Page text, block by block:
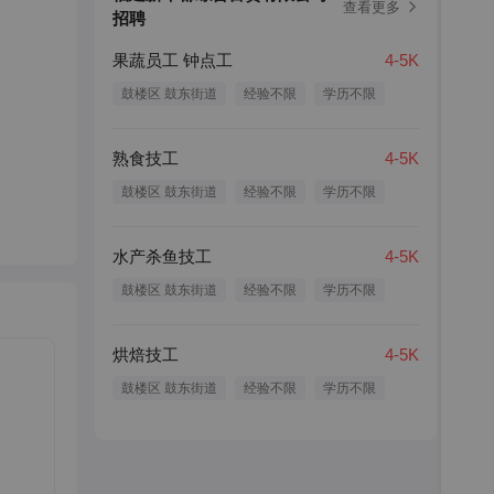
招聘
查看更多
果蔬员工 钟点工 4-5K
鼓楼区 鼓东街道 经验不限 学历不限
熟食技工 4-5K
鼓楼区 鼓东街道 经验不限 学历不限
水产杀鱼技工 4-5K
鼓楼区 鼓东街道 经验不限 学历不限
烘焙技工 4-5K
鼓楼区 鼓东街道 经验不限 学历不限